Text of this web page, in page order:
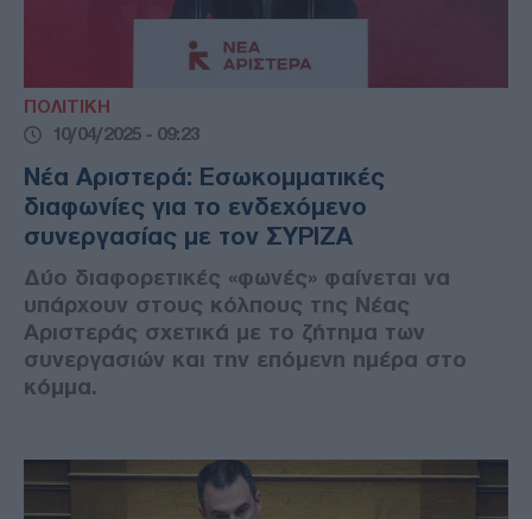
ΠΟΛΙΤΙΚΗ
10/04/2025 - 09:23
Νέα Αριστερά: Εσωκομματικές
διαφωνίες για το ενδεχόμενο
συνεργασίας με τον ΣΥΡΙΖΑ
Δύο διαφορετικές «φωνές» φαίνεται να
υπάρχουν στους κόλπους της Νέας
Αριστεράς σχετικά με το ζήτημα των
συνεργασιών και την επόμενη ημέρα στο
κόμμα.